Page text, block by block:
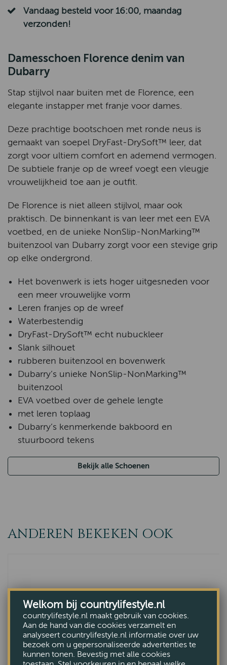
Vandaag besteld voor 16:00, maandag
verzonden!
Damesschoen Florence denim van
Dubarry
Stap stijlvol naar buiten met de Florence, een
elegante instapper met franje voor dames.
Deze prachtige bootschoen met ronde neus is
gemaakt van soepel DryFast-DrySoft™ leer, dat
zorgt voor ultiem comfort en ademend vermogen.
De subtiele franje op de wreef voegt een vleugje
vrouwelijkheid toe aan je outfit.
De Florence is niet alleen stijlvol, maar ook
praktisch. De binnenkant is van leer met een EVA
voetbed, en de unieke NonSlip-NonMarking™
buitenzool van Dubarry zorgt voor een stevige grip
op elke ondergrond.
Het bovenwerk is iets hoger uitgesneden voor
een meer vrouwelijke vorm
Leren franjes op de wreef
Waterbestendig
DryFast-DrySoft™ echt nubuckleer
Slank silhouet
rubberen buitenzool en bovenwerk
Dubarry’s unieke NonSlip-NonMarking™
buitenzool
EVA voetbed over de gehele lengte
met leren toplaag
Dubarry’s kenmerkende bakboord en
stuurboord tekens
Bekijk alle Schoenen
ANDEREN BEKEKEN OOK
Welkom bij countrylifestyle.nl
countrylifestyle.nl maakt gebruik van cookies.
Aan de hand van die cookies verzamelt en
analyseert countrylifestyle.nl informatie over uw
bezoek om u gepersonaliseerde advertenties te
kunnen tonen. Bevestig met alle cookies